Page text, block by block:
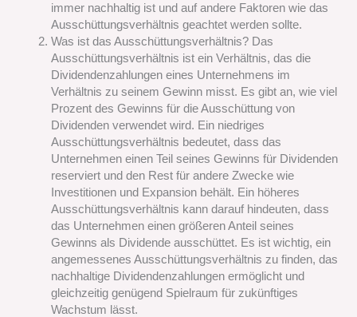
immer nachhaltig ist und auf andere Faktoren wie das
Ausschüttungsverhältnis geachtet werden sollte.
Was ist das Ausschüttungsverhältnis? Das
Ausschüttungsverhältnis ist ein Verhältnis, das die
Dividendenzahlungen eines Unternehmens im
Verhältnis zu seinem Gewinn misst. Es gibt an, wie viel
Prozent des Gewinns für die Ausschüttung von
Dividenden verwendet wird. Ein niedriges
Ausschüttungsverhältnis bedeutet, dass das
Unternehmen einen Teil seines Gewinns für Dividenden
reserviert und den Rest für andere Zwecke wie
Investitionen und Expansion behält. Ein höheres
Ausschüttungsverhältnis kann darauf hindeuten, dass
das Unternehmen einen größeren Anteil seines
Gewinns als Dividende ausschüttet. Es ist wichtig, ein
angemessenes Ausschüttungsverhältnis zu finden, das
nachhaltige Dividendenzahlungen ermöglicht und
gleichzeitig genügend Spielraum für zukünftiges
Wachstum lässt.